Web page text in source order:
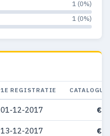
1 (0%)
1 (0%)
1E REGISTRATIE
01-12-2017 €
13-12-2017 €